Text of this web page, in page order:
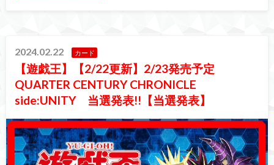
2024.02.22 カード
【遊戯王】【2/22更新】2/23発売予定
QUARTER CENTURY CHRONICLE
side:UNITY 当選発表!!【当選発表】